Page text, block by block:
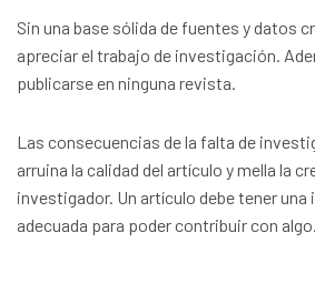
Sin una base sólida de fuentes y datos
apreciar el trabajo de investigación.
publicarse en ninguna revista.
Las consecuencias de la falta de
arruina la calidad del artículo y mella la
investigador. Un artículo debe tener
adecuada para poder contribuir con algo.